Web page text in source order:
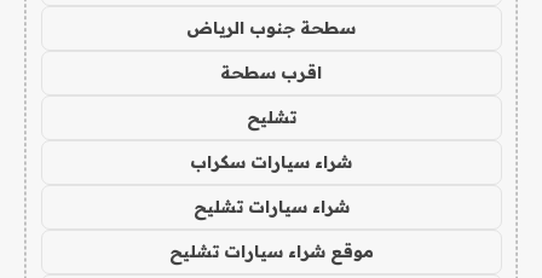
سطحة جنوب الرياض
اقرب سطحة
تشليح
شراء سيارات سكراب
شراء سيارات تشليح
موقع شراء سيارات تشليح